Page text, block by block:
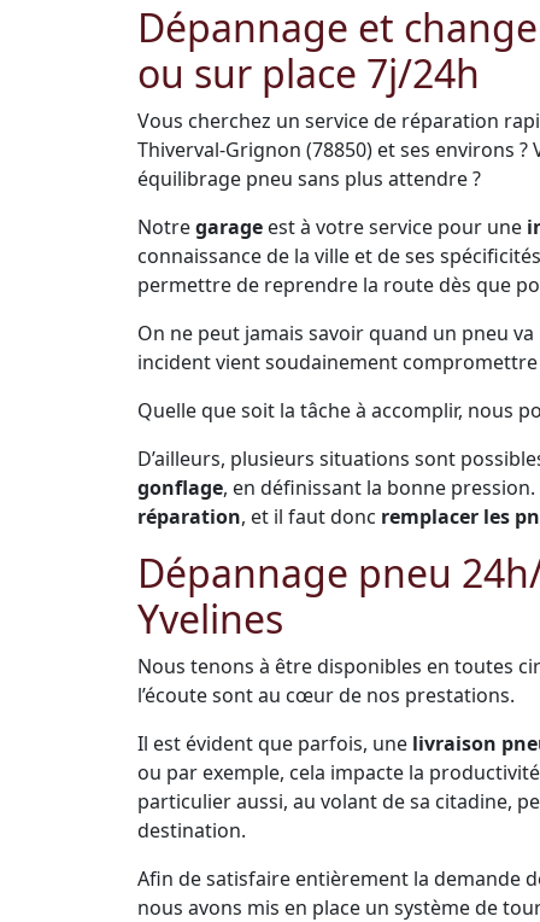
Dépannage et
ou sur place 7j/24h
Vous cherchez un service de réparation
Thiverval-Grignon (78850) et ses environs ?
équilibrage pneu sans plus attendre ?
Notregarage est à votre service pour une
connaissance de la ville et de ses
permettre de reprendre la route dès que
On ne peut jamais savoir quand un pneu
incident vient soudainement
Quelle que soit la tâche à accomplir, nous
D’ailleurs, plusieurs situations sont
gonflage, en définissant la bonne
réparation, et il faut donc remplacer les
Dépannage pneu
Yvelines
Nous tenons à être disponibles en toutes
l’écoute sont au cœur de nos prestations.
Il est évident que parfois, une livraison
ou par exemple, cela impacte la
particulier aussi, au volant de sa citadine,
destination.
Afin de satisfaire entièrement la demande
nous avons mis en place un système de